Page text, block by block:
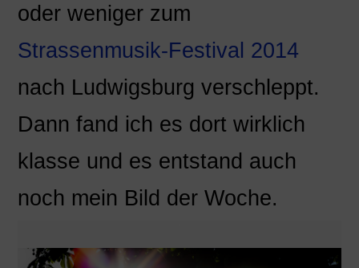
oder weniger zum
Strassenmusik-Festival 2014
nach Ludwigsburg verschleppt.
Dann fand ich es dort wirklich
klasse und es entstand auch
noch mein Bild der Woche.